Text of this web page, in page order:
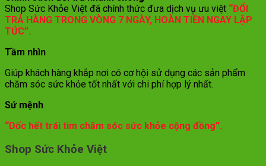
Shop Sức Khỏe Việt đã chính thức đưa dịch vụ ưu việt “ĐỔI
TRẢ HÀNG TRONG VÒNG 7 NGÀY, HOÀN TIỀN NGAY LẬP
TỨC”.
Tầm nhìn
Giúp khách hàng khắp nơi có cơ hội sử dụng các sản phẩm
chăm sóc sức khỏe tốt nhất với chi phí hợp lý nhất.
Sứ mệnh
“Dốc hết trái tim chăm sóc sức khỏe cộng đồng”.
Shop Sức Khỏe Việt